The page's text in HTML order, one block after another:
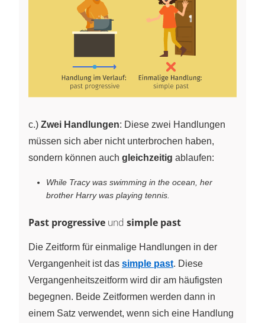
c.) Zwei Handlungen: Diese zwei Handlungen
müssen sich aber nicht unterbrochen haben,
sondern können auch gleichzeitig ablaufen:
While Tracy was swimming in the ocean, her
brother Harry was playing tennis.
Past progressive und simple past
Die Zeitform für einmalige Handlungen in der
Vergangenheit ist das simple past. Diese
Vergangenheitszeitform wird dir am häufigsten
begegnen. Beide Zeitformen werden dann in
einem Satz verwendet, wenn sich eine Handlung